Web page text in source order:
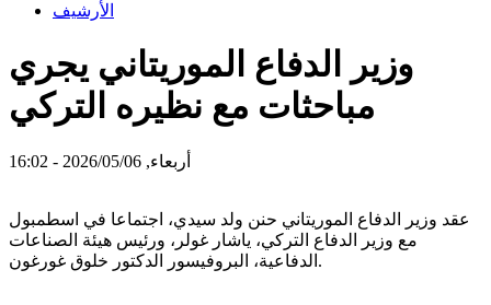
الأرشيف
وزير الدفاع الموريتاني يجري
مباحثات مع نظيره التركي
أربعاء, 2026/05/06 - 16:02
عقد وزير الدفاع الموريتاني حنن ولد سيدي، اجتماعا في اسطمبول
مع وزير الدفاع التركي، ياشار غولر، ورئيس هيئة الصناعات
الدفاعية، البروفيسور الدكتور خلوق غورغون.